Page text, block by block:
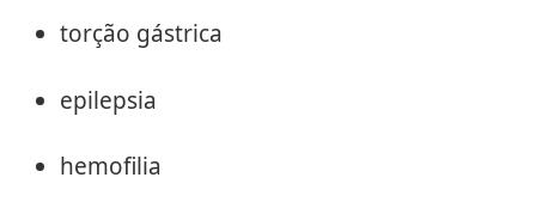
torção gástrica
epilepsia
hemofilia